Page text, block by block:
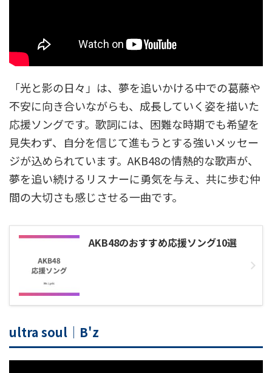
「光と影の日々」は、夢を追いかける中での葛藤や
不安に向き合いながらも、成長していく姿を描いた
応援ソングです。歌詞には、困難な時期でも希望を
見失わず、自分を信じて進もうとする強いメッセー
ジが込められています。AKB48の情熱的な歌声が、
夢を追い続けるリスナーに勇気を与え、共に歩む仲
間の大切さも感じさせる一曲です。
AKB48のおすすめ応援ソング10選
ultra soul｜B'z